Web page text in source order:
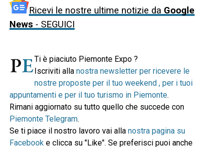
Ricevi le nostre ultime notizie da Google
News- SEGUICI
Ti è piaciuto Piemonte Expo ?
Iscriviti alla nostra newsletter per ricevere le
nostre proposte per il tuo weekend , per i tuoi
appuntamenti e per il tuo turismo in Piemonte.
Rimani aggiornato su tutto quello che succede con
Piemonte Telegram.
Se ti piace il nostro lavoro vai alla nostra pagina su
Facebook e clicca su "Like". Se preferisci puoi anche